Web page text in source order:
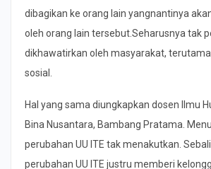
dibagikan ke orang lain yangnantinya
oleh orang lain tersebut.Seharusnya tak
dikhawatirkan oleh masyarakat,
sosial.
Hal yang sama diungkapkan dosen Ilmu
Bina Nusantara, Bambang Pratama.
perubahan UU ITE tak menakutkan.
perubahan UU ITE justru memberi